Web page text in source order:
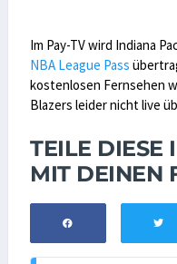
Im Pay-TV wird Indiana
NBA League Pass
kostenlosen Fernsehen
Blazers leider nicht live
TEILE DIESE
MIT DEINEN